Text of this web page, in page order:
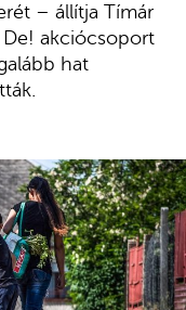
– állítja Tímár
De! akciócsoport
hat